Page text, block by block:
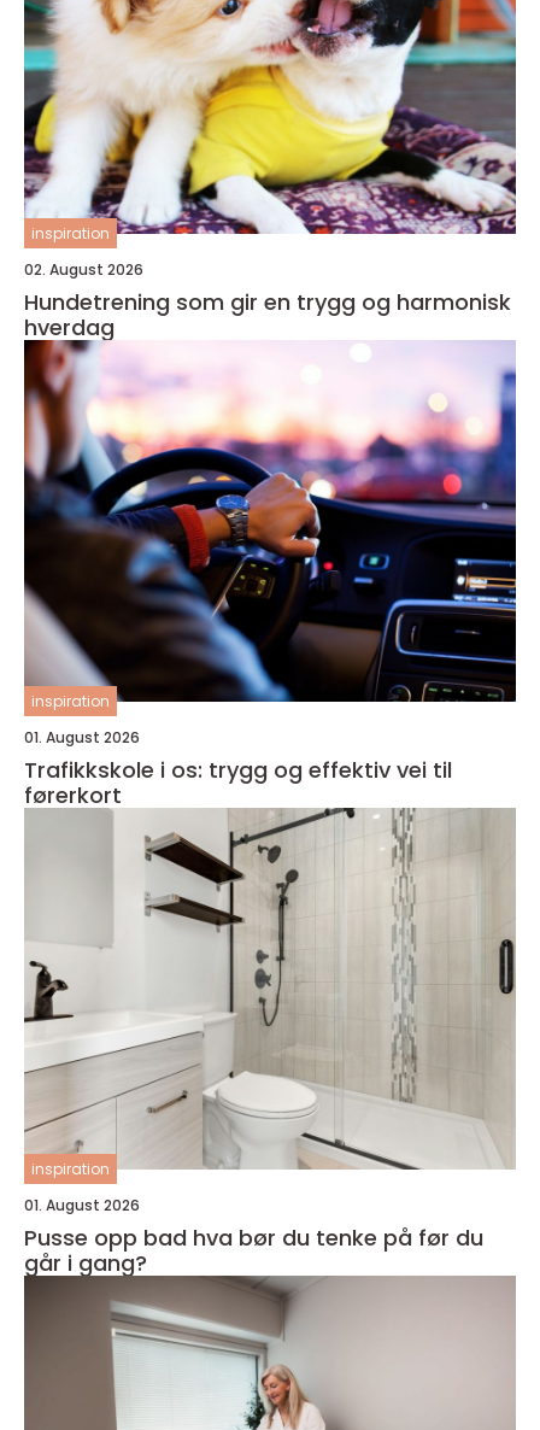
inspiration
02. August 2026
Hundetrening som gir en trygg og harmonisk
hverdag
inspiration
01. August 2026
Trafikkskole i os: trygg og effektiv vei til
førerkort
inspiration
01. August 2026
Pusse opp bad hva bør du tenke på før du
går i gang?